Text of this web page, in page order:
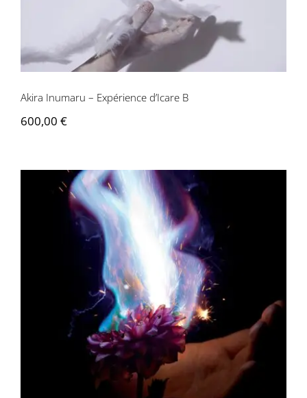
Akira Inumaru – Expérience d’Icare B
600,00 €
Akira Inumaru – Ignis Fatuus A